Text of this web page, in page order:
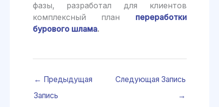
фазы, разработал для клиентов
комплексный план переработки
бурового шлама.
← Предыдущая
Запись
Следующая Запись
→